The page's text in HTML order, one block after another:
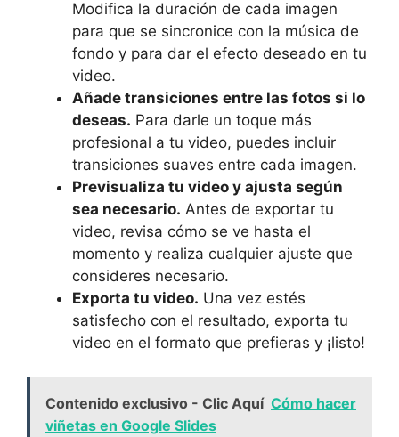
Modifica la duración de cada imagen
para que‌ se‍ sincronice con ⁤la música de
fondo ⁣y para dar el efecto deseado en tu
‍video.
Añade ​transiciones entre las fotos si lo​
deseas. Para​ darle un toque‍ más
profesional a tu video, ‌puedes incluir
transiciones suaves​ entre cada imagen.
Previsualiza⁢ tu video‍ y ⁤ajusta según
‌sea necesario. Antes de exportar tu
video, ‌revisa ⁢cómo se ve hasta el
momento y ⁤realiza‍ cualquier ​ajuste que
consideres necesario.
Exporta tu video. ‍Una vez estés
satisfecho⁤ con ‍el resultado, exporta tu​
video en ⁣el⁣ formato que ‍prefieras y⁣ ¡listo!
Contenido exclusivo - Clic Aquí Cómo hacer
viñetas en Google Slides